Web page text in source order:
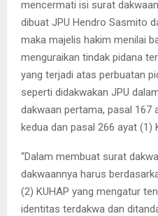
mencermati isi surat
dibuat JPU Hendro Sasmito
maka majelis hakim menilai
menguraikan tindak pidana
yang terjadi atas perbuatan
seperti didakwakan JPU
dakwaan pertama, pasal 167
kedua dan pasal 266 ayat (1)
“Dalam membuat surat
dakwaannya harus
(2) KUHAP yang mengatur
identitas terdakwa dan